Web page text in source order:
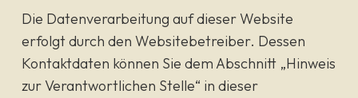
Die Datenverarbeitung auf dieser Website
erfolgt durch den Websitebetreiber. Dessen
Kontaktdaten können Sie dem Abschnitt „Hinweis
zur Verantwortlichen Stelle“ in dieser